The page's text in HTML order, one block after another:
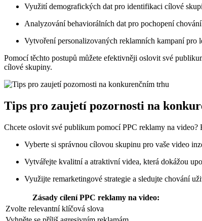
Využití demografických dat pro identifikaci cílové
Analyzování behaviorálních dat pro pochopení
Vytvoření personalizovaných reklamních kampaní pro
Pomocí těchto postupů můžete efektivněji oslovit své
cílové skupiny.
Tips pro zaujetí pozornosti na
Chcete oslovit své publikum pomocí PPC reklamy na
Vyberte si správnou cílovou skupinu pro vaše video
Vytvářejte kvalitní a atraktivní videa, která dokážou
Využijte remarketingové strategie a sledujte chování
Zásady cílení PPC reklamy na video:
Zvolte relevantní klíčová slova